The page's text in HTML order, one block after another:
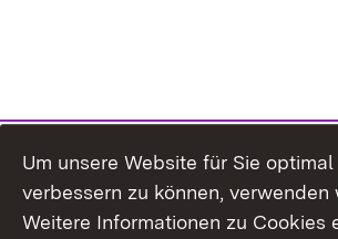
Themenübersicht
Um unsere Website für Sie
verbessern zu können, verwenden
Weitere Informationen zu Cookies